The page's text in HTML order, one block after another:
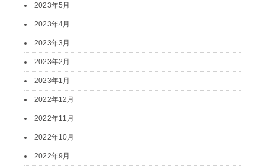
2023年5月
2023年4月
2023年3月
2023年2月
2023年1月
2022年12月
2022年11月
2022年10月
2022年9月